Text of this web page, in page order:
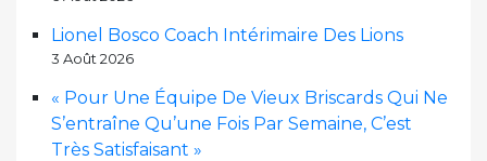
Lionel Bosco Coach Intérimaire Des Lions
3 Août 2026
« Pour Une Équipe De Vieux Briscards Qui Ne
S’entraîne Qu’une Fois Par Semaine, C’est
Très Satisfaisant »